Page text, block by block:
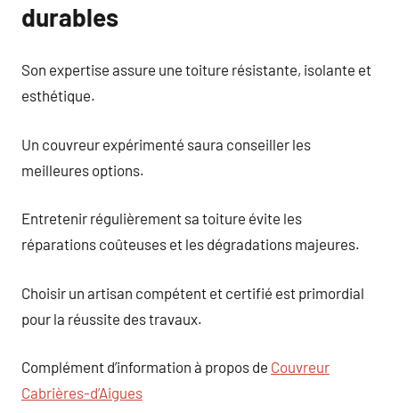
durables
Son expertise assure une toiture résistante, isolante et
esthétique.
Un couvreur expérimenté saura conseiller les
meilleures options.
Entretenir régulièrement sa toiture évite les
réparations coûteuses et les dégradations majeures.
Choisir un artisan compétent et certifié est primordial
pour la réussite des travaux.
Complément d’information à propos de Couvreur
Cabrières-d’Aigues